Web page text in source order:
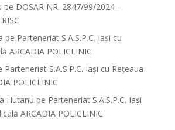
pe DOSAR NR. 2847/99/2024 –
pe Parteneriat S.A.S.P.C. Iași cu
ARCADIA POLICLINIC
Parteneriat S.A.S.P.C. Iași cu Rețeaua
POLICLINIC
Hutanu pe Parteneriat S.A.S.P.C. Iași
ARCADIA POLICLINIC